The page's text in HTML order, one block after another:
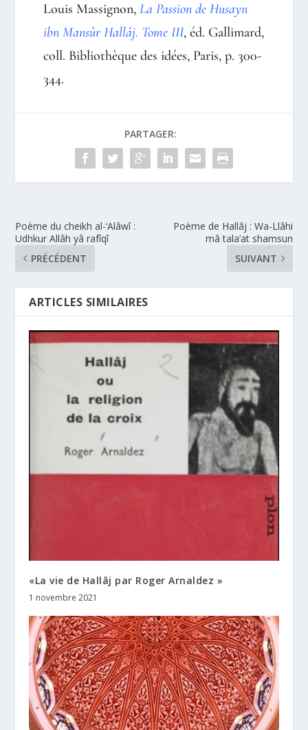
Louis Massignon, La Passion de Husayn
ibn Mansûr Hallâj. Tome III, éd. Gallimard,
coll. Bibliothèque des idées, Paris, p. 300-
344.
PARTAGER:
Poème du cheikh al-‘Alâwî :
Udhkur Allâh yâ rafîqî
PRÉCÉDENT
Poème de Hallâj : Wa-Llâhi
mâ tala’at shamsun
SUIVANT
ARTICLES SIMILAIRES
«La vie de Hallâj par Roger Arnaldez »
1 novembre 2021